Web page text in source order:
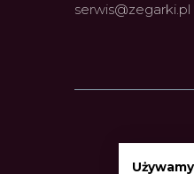
serwis@zegarki.pl